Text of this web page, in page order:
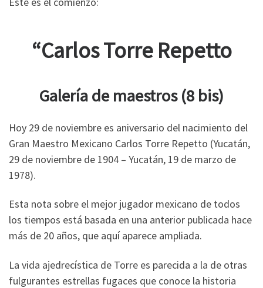
“Carlos Torre Repetto
Galería de maestros (8 bis)
Hoy 29 de noviembre es aniversario del nacimiento del
Gran Maestro Mexicano Carlos Torre Repetto (Yucatán,
29 de noviembre de 1904 – Yucatán, 19 de marzo de
1978).
Esta nota sobre el mejor jugador mexicano de todos
los tiempos está basada en una anterior publicada hace
más de 20 años, que aquí aparece ampliada.
La vida ajedrecística de Torre es parecida a la de otras
fulgurantes estrellas fugaces que conoce la historia